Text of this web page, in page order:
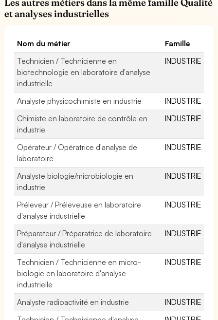
Les autres métiers dans la même famille Qualité
et analyses industrielles
Nom du métier
Famille
Technicien / Technicienne en
biotechnologie en laboratoire d'analyse
industrielle
INDUSTRIE
Analyste physicochimiste en industrie
INDUSTRIE
Chimiste en laboratoire de contrôle en
industrie
INDUSTRIE
Opérateur / Opératrice d'analyse de
laboratoire
INDUSTRIE
Analyste biologie/microbiologie en
industrie
INDUSTRIE
Préleveur / Préleveuse en laboratoire
d'analyse industrielle
INDUSTRIE
Préparateur / Préparatrice de laboratoire
d'analyse industrielle
INDUSTRIE
Technicien / Technicienne en micro-
biologie en laboratoire d'analyse
industrielle
INDUSTRIE
Analyste radioactivité en industrie
INDUSTRIE